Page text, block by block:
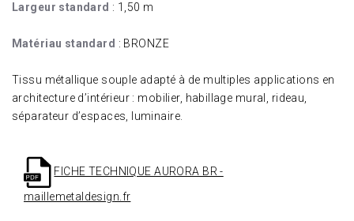
Largeur standard : 1,50 m
Matériau standard : BRONZE
Tissu métallique souple adapté à de multiples applications en
architecture d’intérieur : mobilier, habillage mural, rideau,
séparateur d’espaces, luminaire.
FICHE TECHNIQUE AURORA BR -
maillemetaldesign.fr